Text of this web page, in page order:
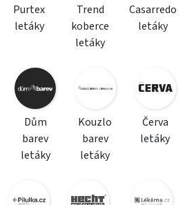
Purtex
letáky
Trend
koberce
letáky
Casarredo
letáky
Dům
barev
letáky
Kouzlo
barev
letáky
Červa
letáky